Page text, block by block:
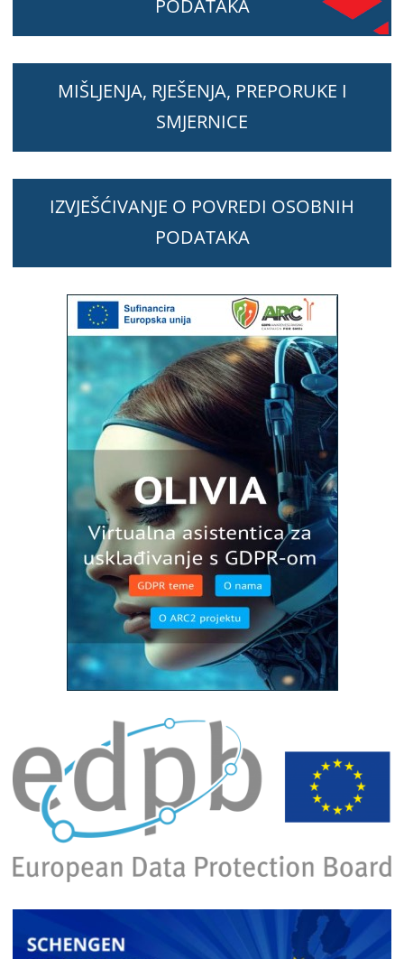
PODATAKA
MIŠLJENJA, RJEŠENJA, PREPORUKE I
SMJERNICE
IZVJEŠĆIVANJE O POVREDI OSOBNIH
PODATAKA